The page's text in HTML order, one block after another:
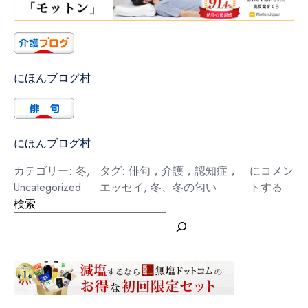
にほんブログ村
にほんブログ村
カテゴリー: 冬,
Uncategorized
タグ:俳句，介護，認知症，
エッセイ,冬、冬の匂い
冬
にコメン
トする
検索